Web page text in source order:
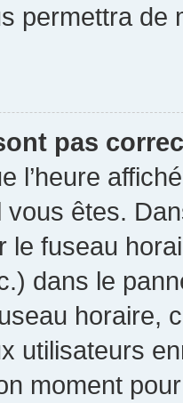
permettra de
pas
l’heure
vous êtes.
le fuseau
dans le
horaire,
utilisateurs
moment